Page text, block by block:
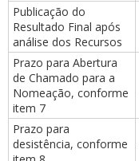
Publicação do
Resultado Final após
análise dos Recursos
Prazo para Abertura
de Chamado para a
Nomeação, conforme
item 7
Prazo para
desistência, conforme